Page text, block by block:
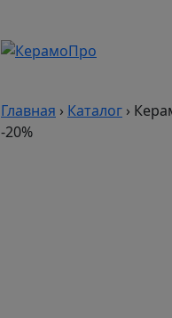
Главная › Каталог ›
-20%